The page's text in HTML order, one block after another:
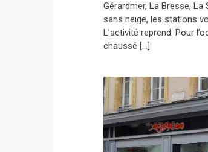
Gérardmer, La Bresse, La
sans neige, les stations
L’activité reprend. Pour
chaussé […]